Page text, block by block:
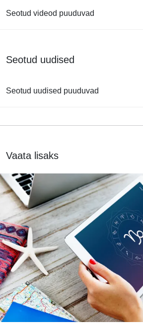
Seotud videod puuduvad
Seotud uudised
Seotud uudised puuduvad
Vaata lisaks